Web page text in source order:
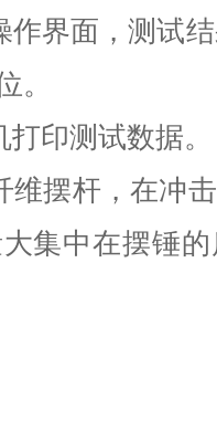
作界面，测试
。
印测试数据。
维摆杆，在冲
集中在摆锤